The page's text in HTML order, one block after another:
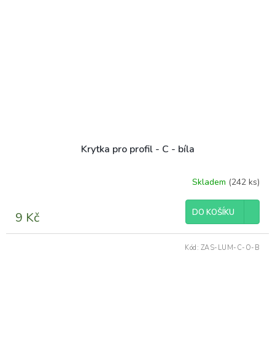
Krytka pro profil - C - bíla
je
Skladem (242 ks)
9 Kč DO KOŠÍKU
Kód: ZAS-LUM-C-O-B